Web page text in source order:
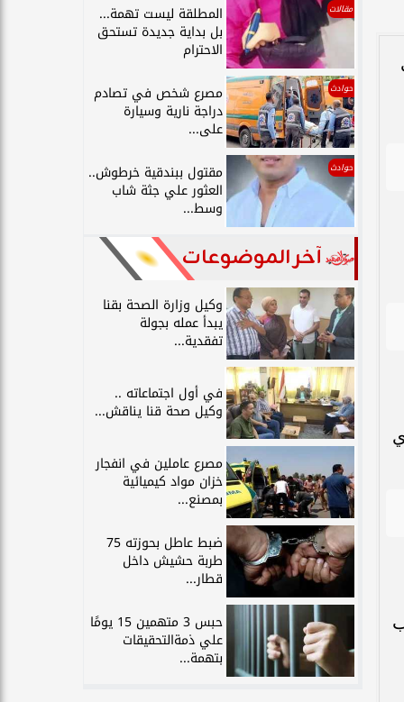
مقالات المطلقة ليست تهمة...
بل بداية جديدة تستحق
الاحترام
حوادث مصرع شخص في تصادم
دراجة نارية وسيارة
على...
حوادث مقتول ببندقية خرطوش..
العثور علي جثة شاب
وسط...
آخر الموضوعات
وكيل وزارة الصحة بقنا
يبدأ عمله بجولة
تفقدية...
في أول اجتماعاته ..
وكيل صحة قنا يناقش...
مصرع عاملين في انفجار
خزان مواد كيميائية
بمصنع...
ضبط عاطل بحوزته 75
طربة حشيش داخل
قطار...
حبس 3 متهمين 15 يومًا
علي ذمةالتحقيقات
بتهمة...